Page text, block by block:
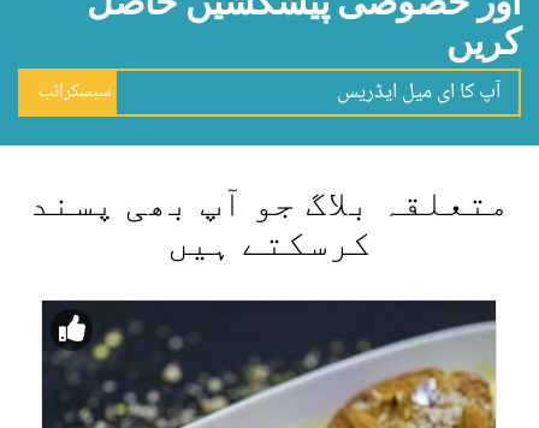
کریں
سبسکرائب
متعلقہ بلاگ جو آپ بھی پسند
کرسکتے ہیں